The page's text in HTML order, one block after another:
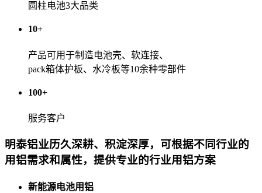
圆柱电池3大品类
10+
产品可用于制造电池壳、软连接、
pack箱体护板、水冷板等10余种零部件
100+
服务客户
明泰铝业历久深耕、积淀深厚，可根据不同行业的
用铝需求和属性，提供专业的行业用铝方案
新能源电池用铝